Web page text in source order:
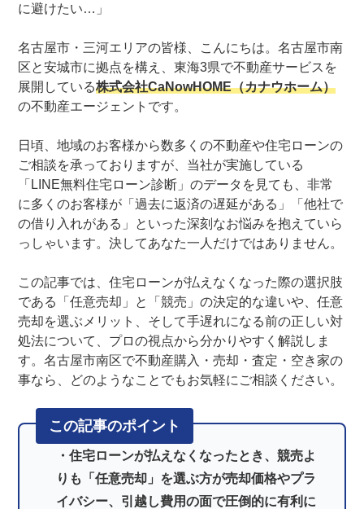
に避けたい…」
名古屋市・三河エリアの皆様、こんにちは。名古屋市南
区と安城市に拠点を構え、東海3県で不動産サービスを
展開している株式会社CaNowHOME（カナウホーム）
の不動産エージェントです。
日頃、地域のお客様から数多くの不動産や住宅ローンの
ご相談を承っておりますが、当社が実施している
「LINE無料住宅ローン診断」のデータを見ても、非常
に多くのお客様が「過去に返済の遅延がある」「他社で
の借り入れがある」といった深刻なお悩みを抱えていら
っしゃいます。決してあなた一人だけではありません。
この記事では、住宅ローンが払えなくなった際の選択肢
である「任意売却」と「競売」の決定的な違いや、任意
売却を選ぶメリット、そして手遅れになる前の正しい対
処法について、プロの視点から分かりやすく解説しま
す。名古屋市南区で不動産購入・売却・査定・空き家の
事なら、どのようなことでもお気軽にご相談ください。
この記事のポイント
住宅ローンが払えなくなったとき、競売よ
りも「任意売却」を選ぶ方が売却価格やプラ
イバシー、引越し費用の面で圧倒的に有利に